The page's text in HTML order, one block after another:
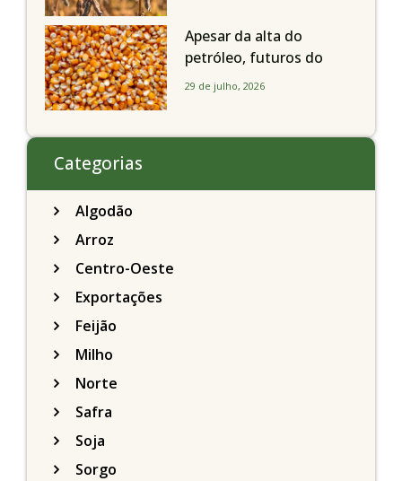
de R$ 150/sc
Apesar da alta do
petróleo, futuros do
milho recuam em
29 de julho, 2026
Categorias
Algodão
Arroz
Centro-Oeste
Exportações
Feijão
Milho
Norte
Safra
Soja
Sorgo